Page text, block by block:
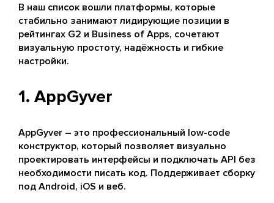
В наш список вошли платформы, которые
стабильно занимают лидирующие позиции в
рейтингах G2 и Business of Apps, сочетают
визуальную простоту, надёжность и гибкие
настройки.
1. AppGyver
AppGyver – это профессиональный low-code
конструктор, который позволяет визуально
проектировать интерфейсы и подключать API без
необходимости писать код. Поддерживает сборку
под Android, iOS и веб.